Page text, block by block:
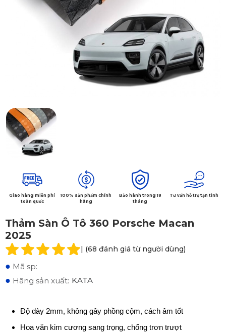
Giao hàng miễn phí
toàn quốc
100% sản phẩm chính
hãng
Bảo hành trong 18
tháng
Tư vấn hỗ trợ tận tình
Thảm Sàn Ô Tô 360 Porsche Macan
2025
| (68 đánh giá từ người dùng)
● Mã sp:
● Hãng sản xuất: KATA
Độ dày 2mm, không gây phồng cộm, cách âm tốt
Hoa văn kim cương sang trọng, chống trơn trượt